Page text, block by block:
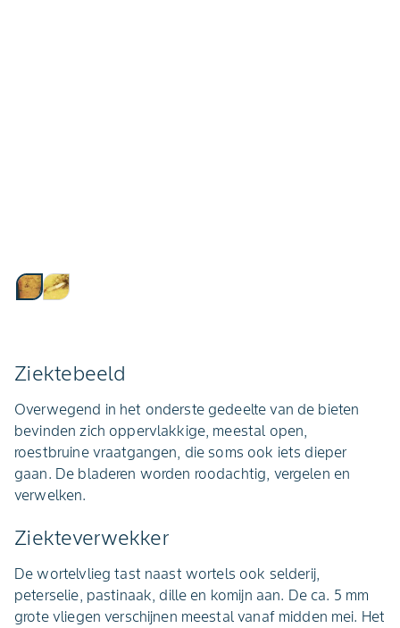
Ziektebeeld
Overwegend in het onderste gedeelte van de bieten
bevinden zich oppervlakkige, meestal open,
roestbruine vraatgangen, die soms ook iets dieper
gaan. De bladeren worden roodachtig, vergelen en
verwelken.
Ziekteverwekker
De wortelvlieg tast naast wortels ook selderij,
peterselie, pastinaak, dille en komijn aan. De ca. 5 mm
grote vliegen verschijnen meestal vanaf midden mei. Het